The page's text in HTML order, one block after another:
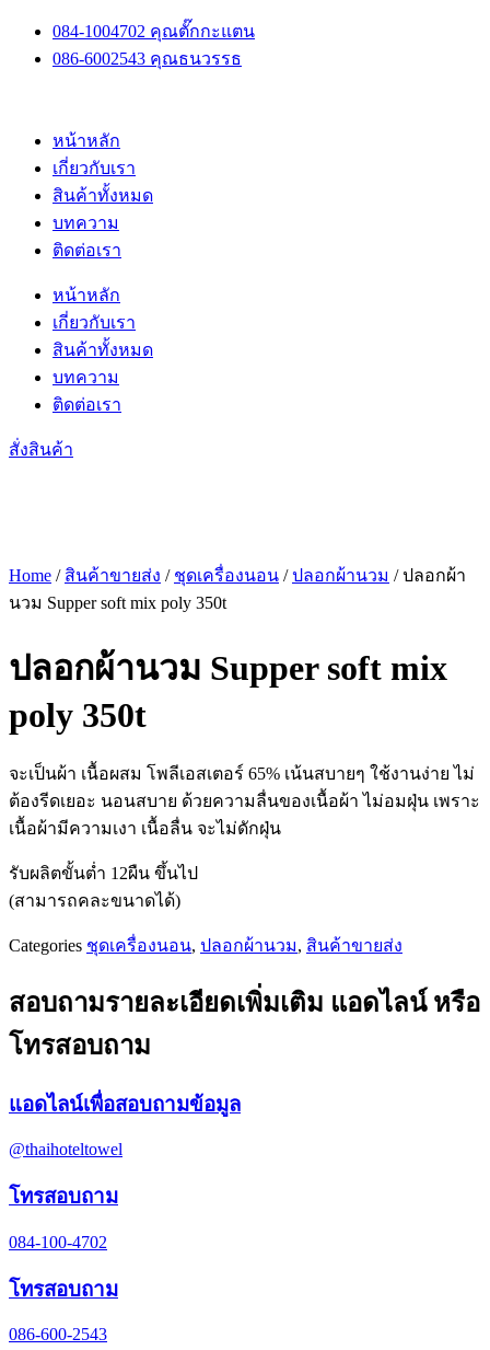
Skip
content
084-1004702 คุณตั๊กกะแตน
086-6002543 คุณธนวรรธ
หน้าหลัก
เกี่ยวกับเรา
สินค้าทั้งหมด
บทความ
ติดต่อเรา
หน้าหลัก
เกี่ยวกับเรา
สินค้าทั้งหมด
บทความ
ติดต่อเรา
สั่งสินค้า
Home / สินค้าขายส่ง / ชุดเครื่องนอน /ปลอกผ้านวม / ปลอกผ้า
นวม Supper soft mix poly 350t
ปลอกผ้านวม Supper soft mix
poly 350t
จะเป็นผ้า เนื้อผสม โพลีเอสเตอร์ 65% เน้นสบายๆ ใช้งานง่าย ไม่
ต้องรีดเยอะ นอนสบาย ด้วยความลื่นของเนื้อผ้า ไม่อมฝุ่น เพราะ
เนื้อผ้ามีความเงา เนื้อลื่น จะไม่ดักฝุ่น
รับผลิตขั้นต่ำ 12ผืน ขึ้นไป
(สามารถคละขนาดได้)
Categories ชุดเครื่องนอน, ปลอกผ้านวม, สินค้าขายส่ง
สอบถามรายละเอียดเพิ่มเติม แอดไลน์ หรือ
โทรสอบถาม
แอดไลน์เพื่อสอบถามข้อมูล
@thaihoteltowel
โทรสอบถาม
084-100-4702
โทรสอบถาม
086-600-2543